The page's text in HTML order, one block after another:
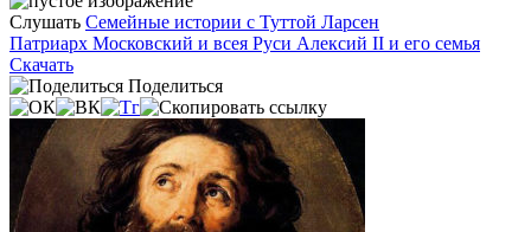
Слушать Семейные истории с Туттой Ларсен
Патриарх Московский и всея Руси Алексий II и его семья
Скачать
Поделиться